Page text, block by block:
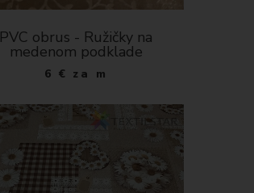
PVC obrus - Ružičky na
medenom podklade
6 € za m